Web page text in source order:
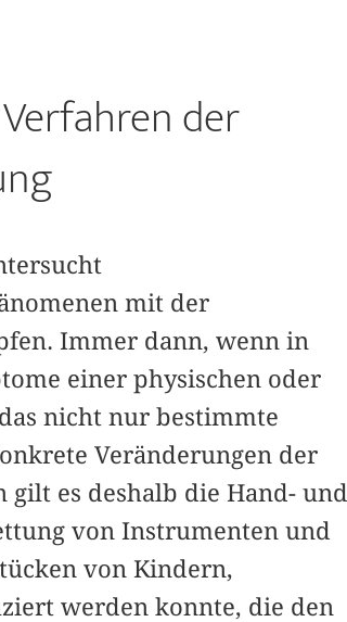
der
mit der
Immer dann, wenn in
einer physischen oder
nicht nur bestimmte
Veränderungen der
gilt es deshalb die Hand- und
von Instrumenten und
von Kindern,
werden konnte, die den